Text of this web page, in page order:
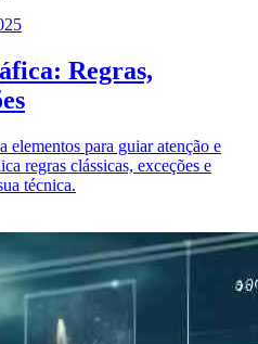
Regras,
para guiar atenção e
regras clássicas, exceções e
técnica.